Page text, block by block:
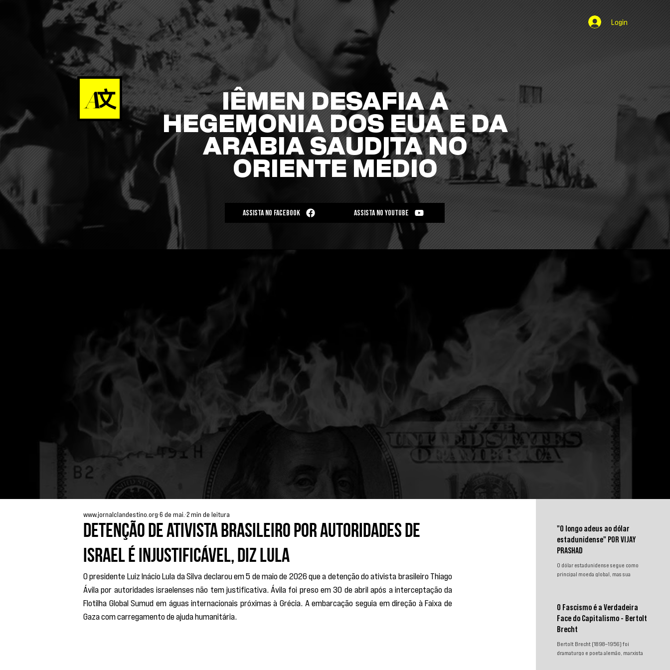
IÊMEN DESAFIA A
HEGEMONIA DOS EUA E DA
ARÁBIA SAUDITA NO
ORIENTE MÉDIO
ASSISTA NO YOUTUBE
ASSISTA NO FACEBOOK
Login
Detenção de ativista brasileiro por autoridades de
Israel é injustificável, diz Lula
www.jornalclandestino.org6 de mai.2 min de leitura
O presidente Luiz Inácio Lula da Silva declarou em 5 de maio de 2026 que a detenção do ativista brasileiro Thiago
Ávila por autoridades israelenses não tem justificativa. Ávila foi preso em 30 de abril após a interceptação da
Flotilha Global Sumud em águas internacionais próximas à Grécia. A embarcação seguia em direção à Faixa de
Gaza com carregamento de ajuda humanitária.
"O longo adeus ao dólar
estadunidense" POR VIJAY
PRASHAD
O dólar estadunidense segue como
principal moeda global, mas sua
impulsionam a desdolarização. O
processo, porém, é gradual e exige
novas instituições financeiras capazes
soberano e reduzir a dependência do
sistema monetário dominado pelos
O Fascismo é a Verdadeira
Face do Capitalismo - Bertolt
Brecht
Bertolt Brecht (1898–1956) foi
dramaturgo e poeta alemão, marxista